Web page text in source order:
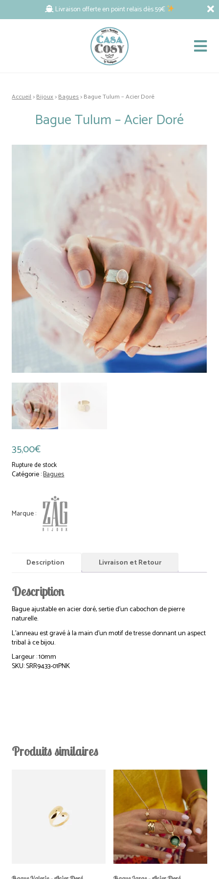
Livraison offerte en point relais dès 59€
Accueil>Bijoux>Bagues> Bague Tulum – Acier Doré
Bague Tulum – Acier Doré
35,00€
Rupture de stock
Catégorie :Bagues
Description Livraison et Retour
Description
Bague ajustable en acier doré, sertie d’un cabochon de pierre
naturelle.
L’anneau est gravé à la main d’un motif de tresse donnant un aspect
tribal à ce bijou.
Largeur : 10mm
SKU: SRR9433-01PNK
Produits similaires